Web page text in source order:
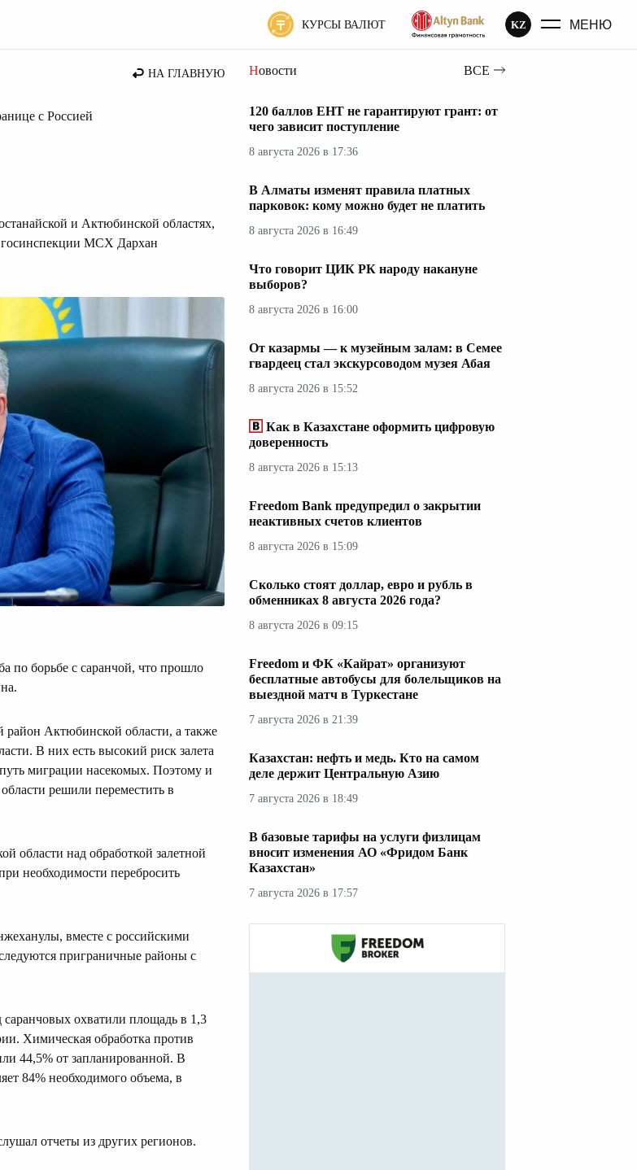
КУРСЫ ВАЛЮТ KZ МЕНЮ
НА ГЛАВНУЮ
с Россией
и Актюбинской областях,
госинспекции МСХ Дархан
по борьбе с саранчой, что прошло
Актюбинской области, а также
В них есть высокий риск залета
миграции насекомых. Поэтому и
решили переместить в
области над обработкой залетной
необходимости перебросить
вместе с российскими
приграничные районы с
охватили площадь в 1,3
Химическая обработка против
44,5% от запланированной. В
84% необходимого объема, в
отчеты из других регионов.
Новости ВСЕ
120 баллов ЕНТ не гарантируют грант: от
чего зависит поступление
8 августа 2026 в 17:36
В Алматы изменят правила платных
парковок: кому можно будет не платить
8 августа 2026 в 16:49
Что говорит ЦИК РК народу накануне
выборов?
8 августа 2026 в 16:00
От казармы — к музейным залам: в Семее
гвардеец стал экскурсоводом музея Абая
8 августа 2026 в 15:52
Как в Казахстане оформить цифровую
доверенность
8 августа 2026 в 15:13
Freedom Bank предупредил о закрытии
неактивных счетов клиентов
8 августа 2026 в 15:09
Сколько стоят доллар, евро и рубль в
обменниках 8 августа 2026 года?
8 августа 2026 в 09:15
Freedom и ФК «Кайрат» организуют
бесплатные автобусы для болельщиков на
выездной матч в Туркестане
7 августа 2026 в 21:39
Казахстан: нефть и медь. Кто на самом
деле держит Центральную Азию
7 августа 2026 в 18:49
В базовые тарифы на услуги физлицам
вносит изменения АО «Фридом Банк
Казахстан»
7 августа 2026 в 17:57